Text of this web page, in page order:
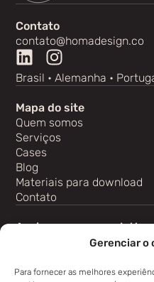
Gerenciar o
Para fornecer as melhores
Contato
contato@homadesign.co
Brasil • Alemanha •
Mapa do site
Quem somos
Serviços
Cases
Blog
Materiais para download
Contato
Assine nossa newsletter